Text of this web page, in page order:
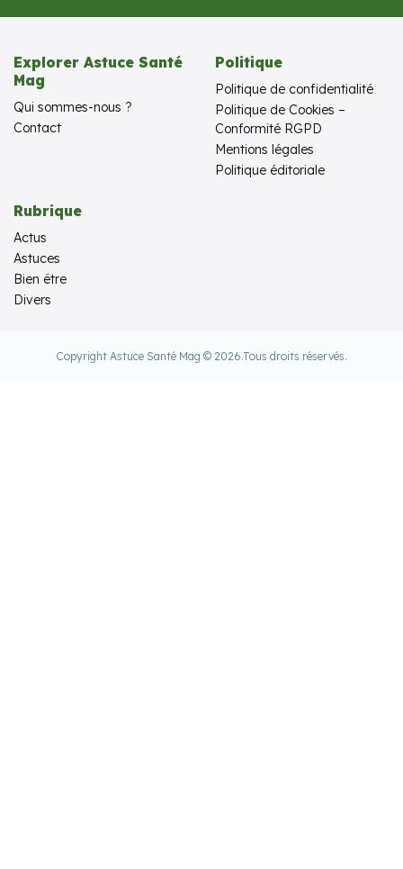
Explorer Astuce Santé
Mag
Qui sommes-nous ?
Contact
Politique
Politique de confidentialité
Politique de Cookies –
Conformité RGPD
Mentions légales
Politique éditoriale
Rubrique
Actus
Astuces
Bien être
Divers
Copyright Astuce Santé Mag © 2026.Tous droits réservés.